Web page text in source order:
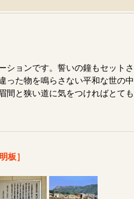
ションです。誓いの鐘もセットさ
った物を鳴らさない平和な世の中
間と狭い道に気をつければとても
板］